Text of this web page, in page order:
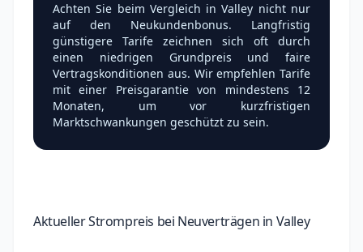
Achten Sie beim Vergleich in Valley nicht nur
auf den Neukundenbonus. Langfristig
günstigere Tarife zeichnen sich oft durch
einen niedrigen Grundpreis und faire
Vertragskonditionen aus. Wir empfehlen Tarife
mit einer Preisgarantie von mindestens 12
Monaten, um vor kurzfristigen
Marktschwankungen geschützt zu sein.
Aktueller Strompreis bei Neuverträgen in Valley